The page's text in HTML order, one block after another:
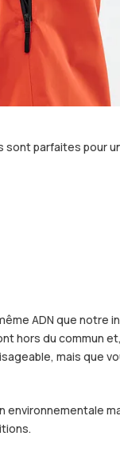
sont parfaites pour
ADN que
du commun
mais que